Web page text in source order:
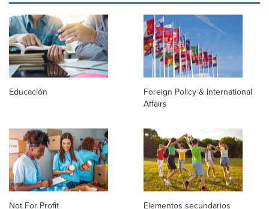
Educación
Foreign Policy & International
Affairs
Not For Profit Elementos secundarios